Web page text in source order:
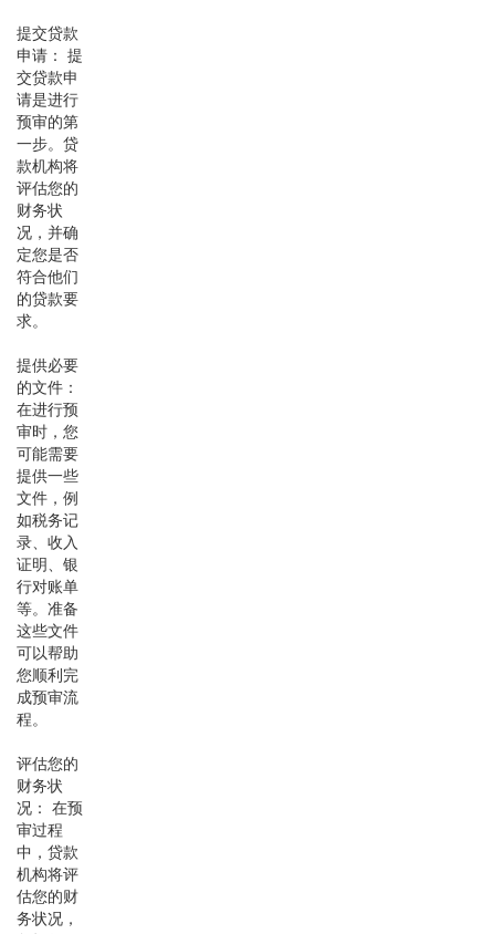
提交贷款
申请： 提
交贷款申
请是进行
预审的第
一步。贷
款机构将
评估您的
财务状
况，并确
定您是否
符合他们
的贷款要
求。
提供必要
的文件：
在进行预
审时，您
可能需要
提供一些
文件，例
如税务记
录、收入
证明、银
行对账单
等。准备
这些文件
可以帮助
您顺利完
成预审流
程。
评估您的
财务状
况： 在预
审过程
中，贷款
机构将评
估您的财
务状况，